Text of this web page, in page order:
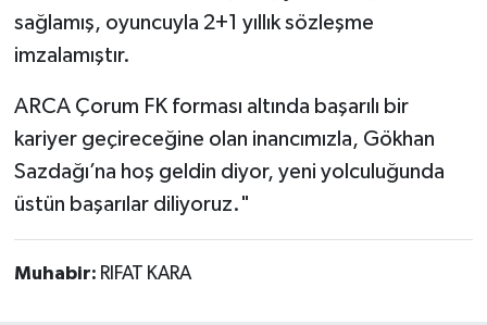
sağlamış, oyuncuyla 2+1 yıllık sözleşme
imzalamıştır.
ARCA Çorum FK forması altında başarılı bir
kariyer geçireceğine olan inancımızla, Gökhan
Sazdağı’na hoş geldin diyor, yeni yolculuğunda
üstün başarılar diliyoruz."
Muhabir: RIFAT KARA